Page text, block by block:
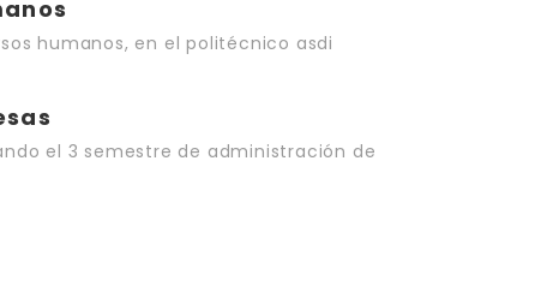
humanos, en el politécnico asdi
el 3 semestre de administración de